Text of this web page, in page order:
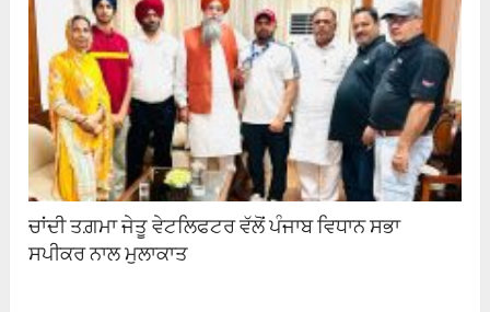
ਚਾਂਦੀ ਤਗ਼ਮਾ ਜੇਤੂ ਵੇਟਲਿਫਟਰ ਵੱਲੋਂ ਪੰਜਾਬ ਵਿਧਾਨ ਸਭਾ
ਸਪੀਕਰ ਨਾਲ ਮੁਲਾਕਾਤ